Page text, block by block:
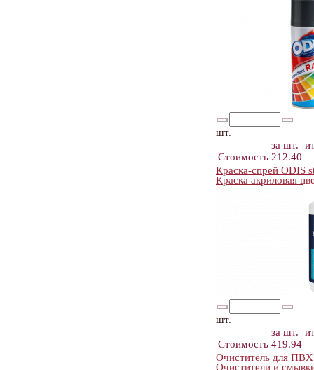
шт.
за шт.
Стоимость 212.40
Краска-спрей ODIS
Краска акриловая
шт.
за шт.
Стоимость 419.94
Очиститель для
Очистители и